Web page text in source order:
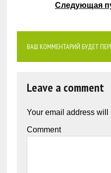
Следующая
ВАШ КОММЕНТАРИЙ БУДЕТ
Leave a comment
Your email address will
Comment